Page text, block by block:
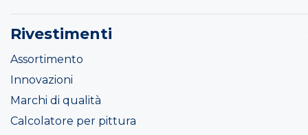
Rivestimenti
Assortimento
Innovazioni
Marchi di qualità
Calcolatore per pittura